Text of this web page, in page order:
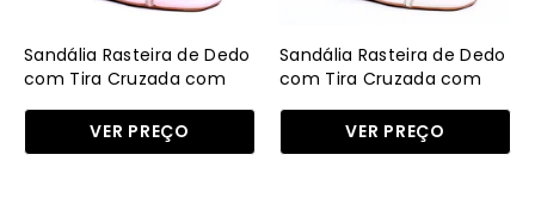
com
Strass
-
Rosa
SDI-
Sandália Rasteira de Dedo
com Tira Cruzada com
Strass - Rosa
VER PREÇO
com
Strass
-
Fenno
SDI-
Sandália Rasteira de Dedo
com Tira Cruzada com
Strass - Fenno
VER PREÇO